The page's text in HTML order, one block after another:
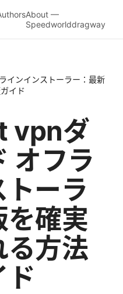
About —
Speedworlddragway
インインストーラー：最新
イド
vpnダ
オフラ
ーラ
を確実
る方法
ド